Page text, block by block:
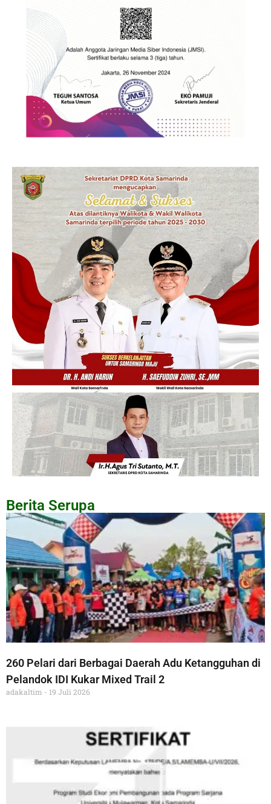
Berita Serupa
260 Pelari dari Berbagai Daerah Adu Ketangguhan di
Pelandok IDI Kukar Mixed Trail 2
adakaltim 19 Juli 2026